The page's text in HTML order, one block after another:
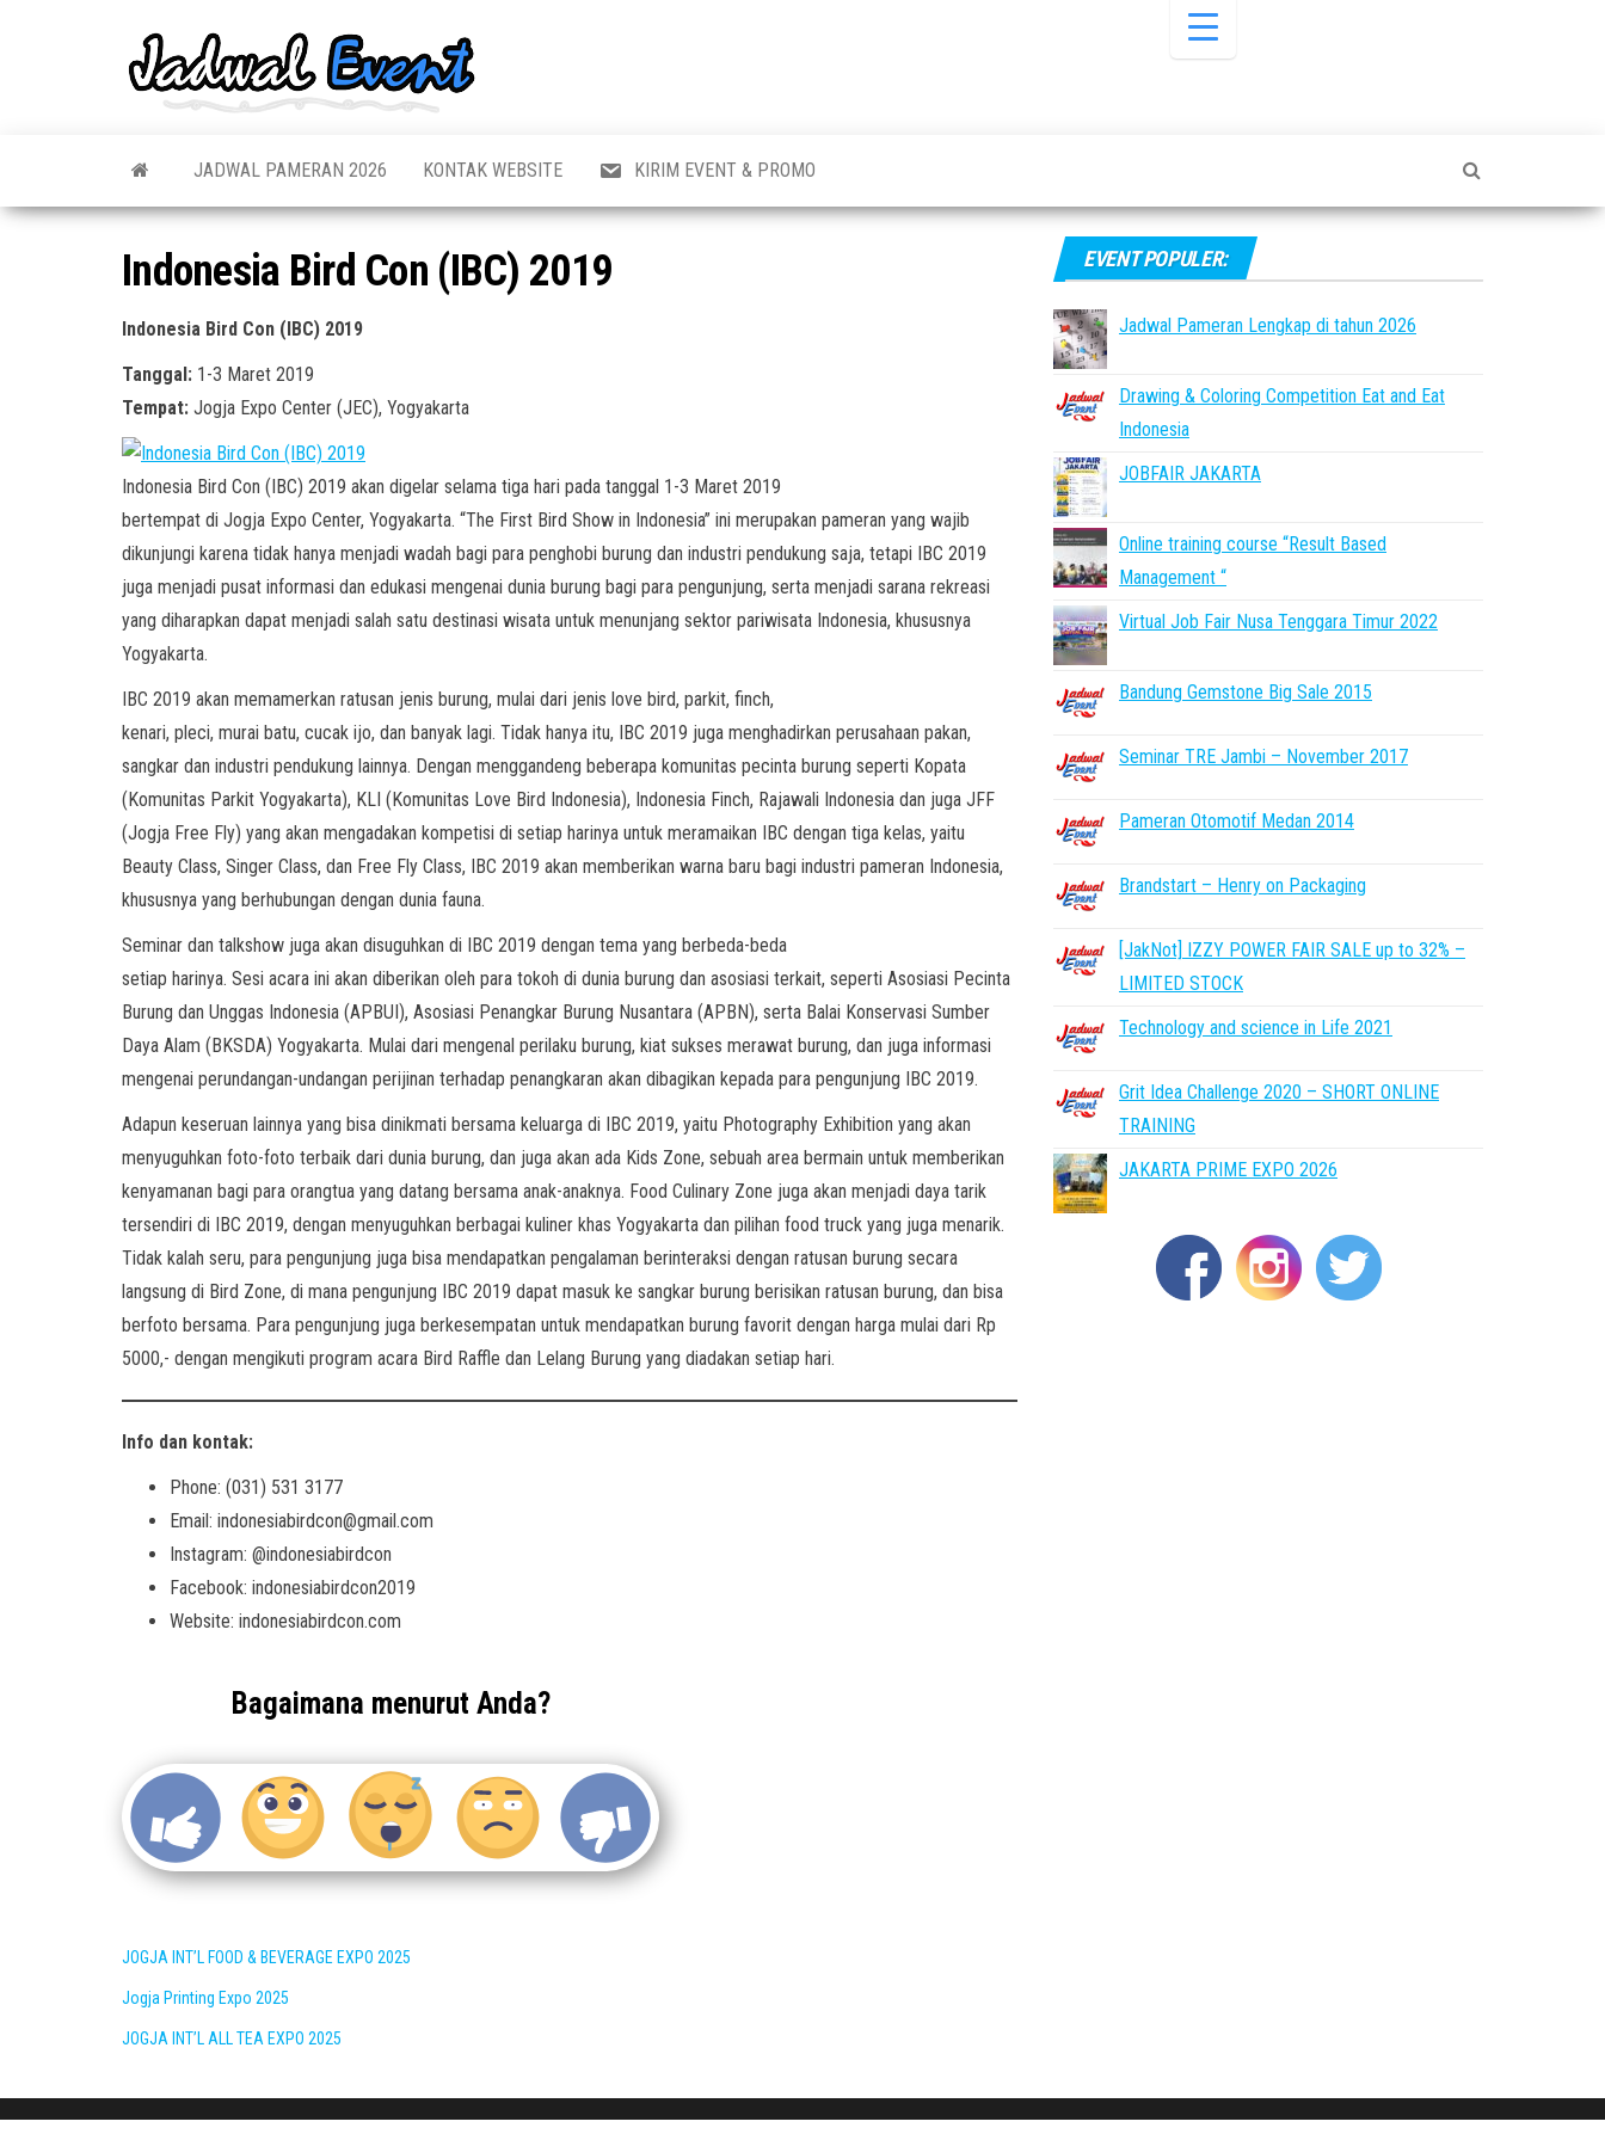
Pameran,
Acara &
Terbaru
Seminar,
Bazaar,
Job Fair,
Lomba dll.
JADWAL PAMERAN 2026 KONTAK WEBSITE KIRIM EVENT & PROMO
Indonesia Bird Con (IBC) 2019
Indonesia Bird Con (IBC) 2019
Tanggal: 1-3 Maret 2019
Tempat: Jogja Expo Center (JEC), Yogyakarta
Indonesia Bird Con (IBC) 2019 akan digelar selama tiga hari pada tanggal 1-3 Maret 2019
bertempat di Jogja Expo Center, Yogyakarta. “The First Bird Show in Indonesia” ini merupakan pameran yang wajib
dikunjungi karena tidak hanya menjadi wadah bagi para penghobi burung dan industri pendukung saja, tetapi IBC 2019
juga menjadi pusat informasi dan edukasi mengenai dunia burung bagi para pengunjung, serta menjadi sarana rekreasi
yang diharapkan dapat menjadi salah satu destinasi wisata untuk menunjang sektor pariwisata Indonesia, khususnya
Yogyakarta.
IBC 2019 akan memamerkan ratusan jenis burung, mulai dari jenis love bird, parkit, finch,
kenari, pleci, murai batu, cucak ijo, dan banyak lagi. Tidak hanya itu, IBC 2019 juga menghadirkan perusahaan pakan,
sangkar dan industri pendukung lainnya. Dengan menggandeng beberapa komunitas pecinta burung seperti Kopata
(Komunitas Parkit Yogyakarta), KLI (Komunitas Love Bird Indonesia), Indonesia Finch, Rajawali Indonesia dan juga JFF
(Jogja Free Fly) yang akan mengadakan kompetisi di setiap harinya untuk meramaikan IBC dengan tiga kelas, yaitu
Beauty Class, Singer Class, dan Free Fly Class, IBC 2019 akan memberikan warna baru bagi industri pameran Indonesia,
khususnya yang berhubungan dengan dunia fauna.
Seminar dan talkshow juga akan disuguhkan di IBC 2019 dengan tema yang berbeda-beda
setiap harinya. Sesi acara ini akan diberikan oleh para tokoh di dunia burung dan asosiasi terkait, seperti Asosiasi Pecinta
Burung dan Unggas Indonesia (APBUI), Asosiasi Penangkar Burung Nusantara (APBN), serta Balai Konservasi Sumber
Daya Alam (BKSDA) Yogyakarta. Mulai dari mengenal perilaku burung, kiat sukses merawat burung, dan juga informasi
mengenai perundangan-undangan perijinan terhadap penangkaran akan dibagikan kepada para pengunjung IBC 2019.
Adapun keseruan lainnya yang bisa dinikmati bersama keluarga di IBC 2019, yaitu Photography Exhibition yang akan
menyuguhkan foto-foto terbaik dari dunia burung, dan juga akan ada Kids Zone, sebuah area bermain untuk memberikan
kenyamanan bagi para orangtua yang datang bersama anak-anaknya. Food Culinary Zone juga akan menjadi daya tarik
tersendiri di IBC 2019, dengan menyuguhkan berbagai kuliner khas Yogyakarta dan pilihan food truck yang juga menarik.
Tidak kalah seru, para pengunjung juga bisa mendapatkan pengalaman berinteraksi dengan ratusan burung secara
langsung di Bird Zone, di mana pengunjung IBC 2019 dapat masuk ke sangkar burung berisikan ratusan burung, dan bisa
berfoto bersama. Para pengunjung juga berkesempatan untuk mendapatkan burung favorit dengan harga mulai dari Rp
5000,- dengan mengikuti program acara Bird Raffle dan Lelang Burung yang diadakan setiap hari.
Info dan kontak:
Phone: (031) 531 3177
Email: indonesiabirdcon@gmail.com
Instagram: @indonesiabirdcon
Facebook: indonesiabirdcon2019
Website: indonesiabirdcon.com
Bagaimana menurut Anda?
JOGJA INT’L FOOD & BEVERAGE EXPO 2025
Jogja Printing Expo 2025
JOGJA INT’L ALL TEA EXPO 2025
EVENT POPULER:
Jadwal Pameran Lengkap di tahun 2026
Drawing & Coloring Competition Eat and Eat
Indonesia
JOBFAIR JAKARTA
Online training course “Result Based
Management “
Virtual Job Fair Nusa Tenggara Timur 2022
Bandung Gemstone Big Sale 2015
Seminar TRE Jambi – November 2017
Pameran Otomotif Medan 2014
Brandstart – Henry on Packaging
[JakNot] IZZY POWER FAIR SALE up to 32% –
LIMITED STOCK
Technology and science in Life 2021
Grit Idea Challenge 2020 – SHORT ONLINE
TRAINING
JAKARTA PRIME EXPO 2026